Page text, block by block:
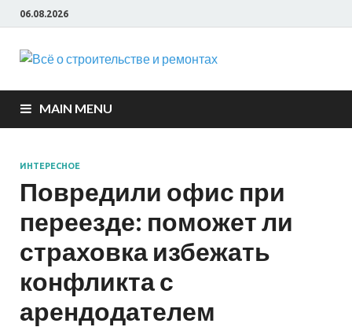
06.08.2026
Всё о
MAIN MENU
ИНТЕРЕСНОЕ
Повредили офис при
переезде: поможет ли
страховка избежать
конфликта с
арендодателем